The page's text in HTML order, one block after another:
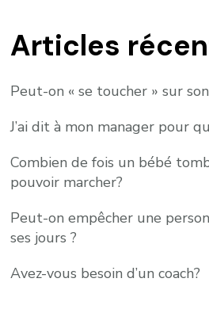
Articles
Peut-on « se toucher » sur
J’ai dit à mon manager pour
Combien de fois un bébé
pouvoir marcher?
Peut-on empêcher une
ses jours ?
Avez-vous besoin d’un coach?